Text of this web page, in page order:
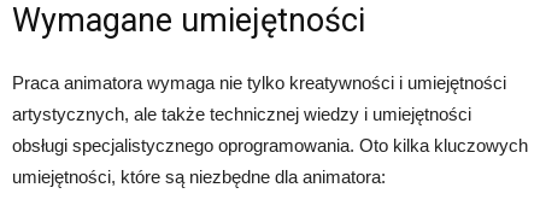
Wymagane umiejętności
Praca animatora wymaga nie tylko kreatywności i umiejętności
artystycznych, ale także technicznej wiedzy i umiejętności
obsługi specjalistycznego oprogramowania. Oto kilka kluczowych
umiejętności, które są niezbędne dla animatora: